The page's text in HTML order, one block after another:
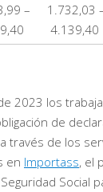
–
1.732,03
4.139,40
2023 los
de
través de los
en Importass, el
Social